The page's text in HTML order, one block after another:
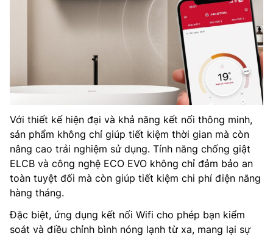
Với thiết kế hiện đại và khả năng kết nối thông minh,
sản phẩm không chỉ giúp tiết kiệm thời gian mà còn
nâng cao trải nghiệm sử dụng. Tính năng chống giật
ELCB và công nghệ ECO EVO không chỉ đảm bảo an
toàn tuyệt đối mà còn giúp tiết kiệm chi phí điện năng
hàng tháng.
Đặc biệt, ứng dụng kết nối Wifi cho phép bạn kiểm
soát và điều chỉnh bình nóng lạnh từ xa, mang lại sự